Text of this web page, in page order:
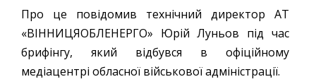
Про це повідомив технічний директор АТ
«ВІННИЦЯОБЛЕНЕРГО» Юрій Луньов під час
брифінгу, який відбувся в офіційному
медіацентрі обласної військової адміністрації.